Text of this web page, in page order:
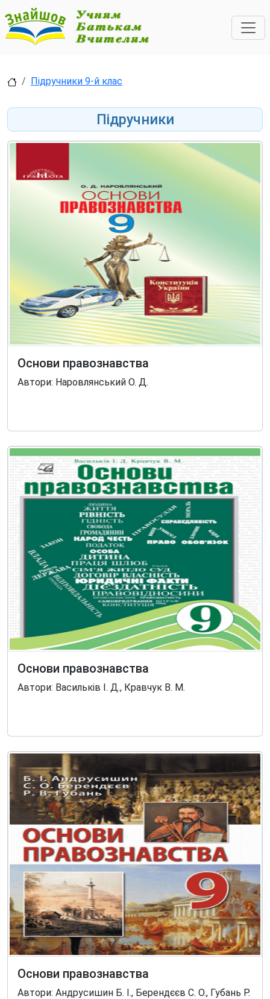
Підручники 9-й клас
Підручники
Основи правознавства
Автори: Наровлянський О. Д.
Основи правознавства
Автори: Васильків І. Д., Кравчук В. М.
Основи правознавства
Автори: Андрусишин Б. І., Берендєєв С. О., Губань Р.